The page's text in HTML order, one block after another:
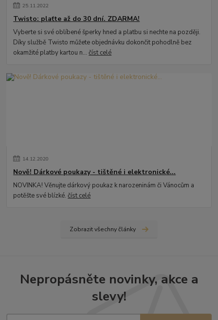
25.11.2022
Twisto: plaťte až do 30 dní. ZDARMA!
Vyberte si své oblíbené šperky hned a platbu si nechte na později.
Díky službě Twisto můžete objednávku dokončit pohodlně bez
okamžité platby kartou n...číst celé
14.12.2020
Nově! Dárkové poukazy - tištěné i elektronické...
NOVINKA! Věnujte dárkový poukaz k narozeninám či Vánocům a
potěšte své blízké.číst celé
Zobrazit všechny články
Nepropásněte novinky, akce a
slevy!